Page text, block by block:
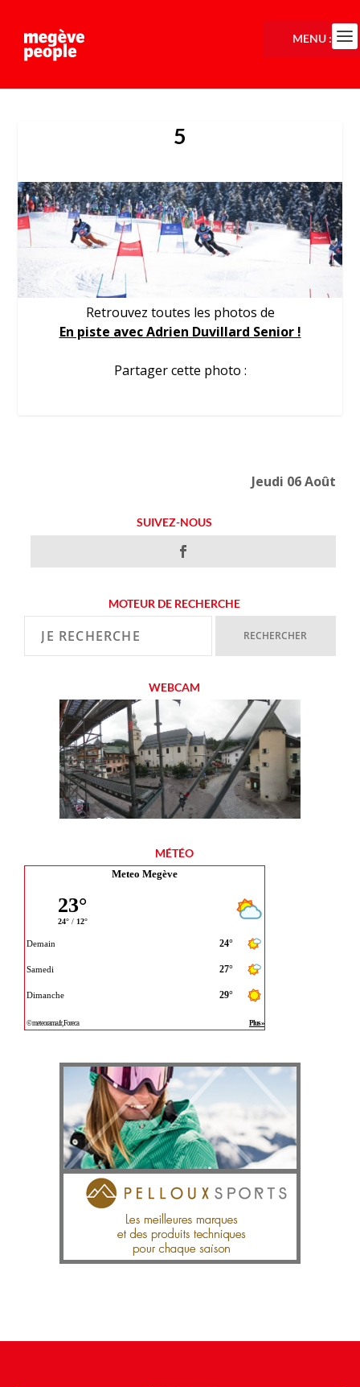
5
Retrouvez toutes les photos de
En piste avec Adrien Duvillard Senior !
Partager cette photo :
Jeudi 06 Août
SUIVEZ-NOUS
MOTEUR DE RECHERCHE
WEBCAM
MÉTÉO
Meteo Megève
MENU :